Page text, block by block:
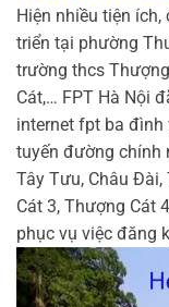
Hiện nhiều tiện
triển tại phường
trường thcs
Cát,… FPT Hà Nội
internet fpt ba
tuyến đường chính
Tây Tưu, Châu
Cát 3, Thượng Cát
phục vụ việc đăng